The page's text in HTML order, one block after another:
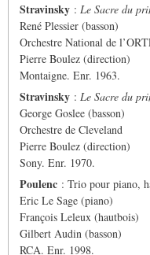
Stravinsky : Le Sacre du
René Plessier (basson)
Orchestre National de
Pierre Boulez (direction)
Montaigne. Enr. 1963.
Stravinsky : Le Sacre du
George Goslee (basson)
Orchestre de Cleveland
Pierre Boulez (direction)
Sony. Enr. 1970.
Poulenc : Trio pour piano,
Eric Le Sage (piano)
François Leleux (hautbois)
Gilbert Audin (basson)
RCA. Enr. 1998.